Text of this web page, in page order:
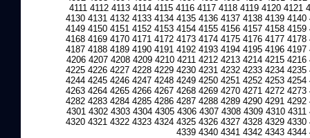
4111 4112 4113 4114 4115 4116 4117 4118 4119 4120 4121
4130 4131 4132 4133 4134 4135 4136 4137 4138 4139 4140
4149 4150 4151 4152 4153 4154 4155 4156 4157 4158 4159
4168 4169 4170 4171 4172 4173 4174 4175 4176 4177 4178
4187 4188 4189 4190 4191 4192 4193 4194 4195 4196 4197
4206 4207 4208 4209 4210 4211 4212 4213 4214 4215 4216
4225 4226 4227 4228 4229 4230 4231 4232 4233 4234 4235
4244 4245 4246 4247 4248 4249 4250 4251 4252 4253 4254
4263 4264 4265 4266 4267 4268 4269 4270 4271 4272 4273
4282 4283 4284 4285 4286 4287 4288 4289 4290 4291 4292
4301 4302 4303 4304 4305 4306 4307 4308 4309 4310 4311
4320 4321 4322 4323 4324 4325 4326 4327 4328 4329 4330
4339 4340 4341 4342 4343 4344